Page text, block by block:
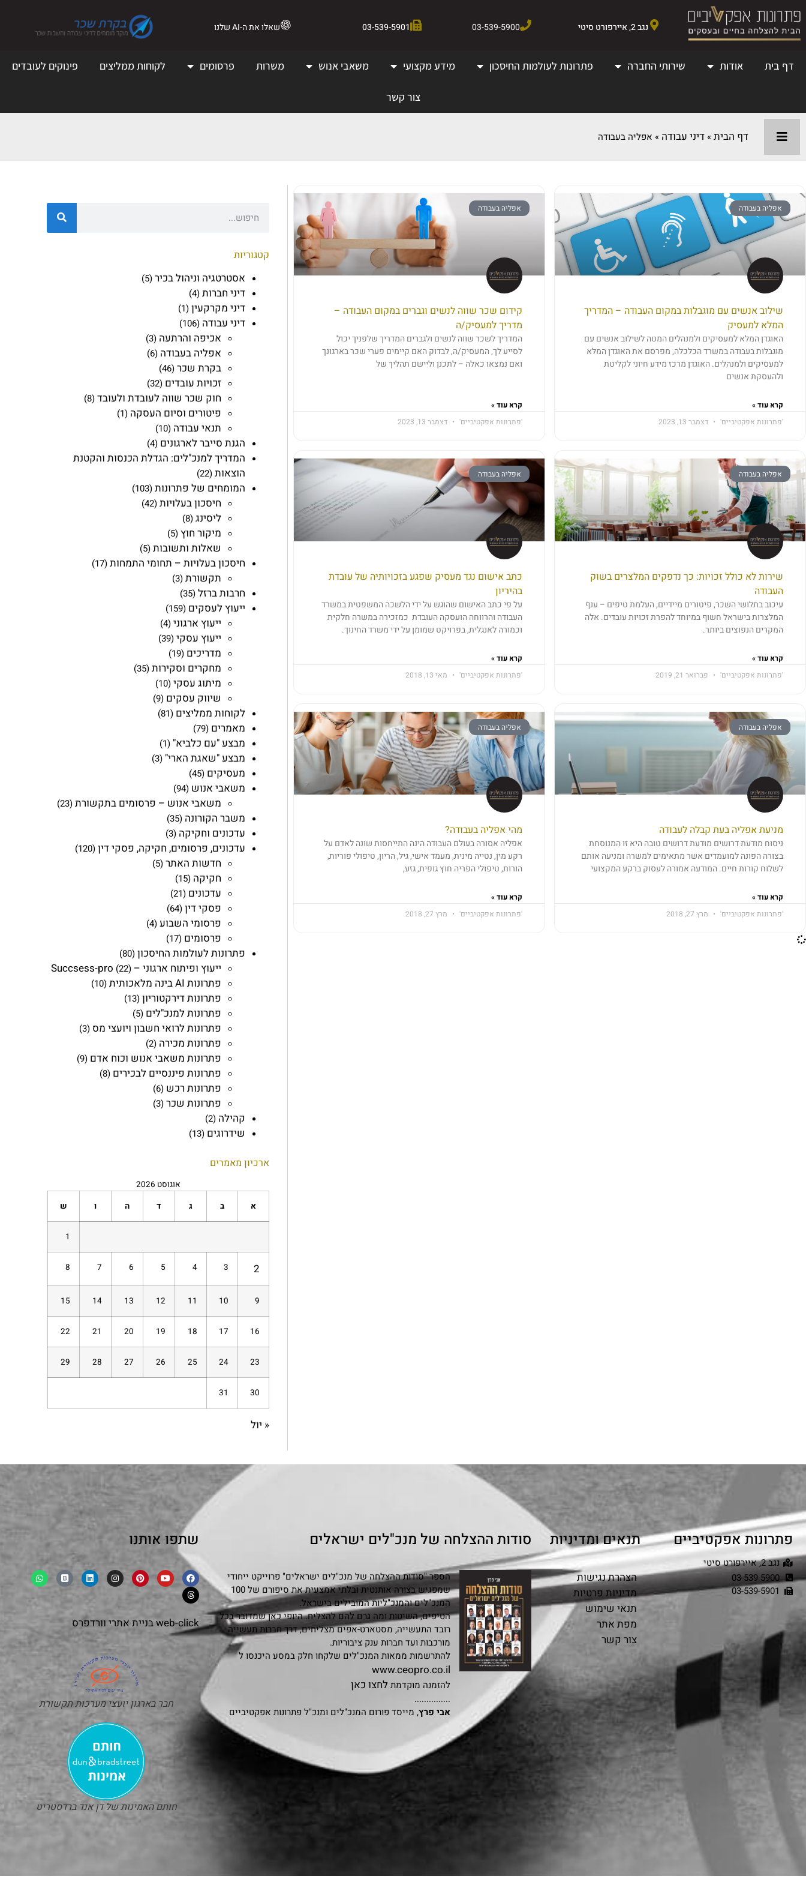
נגב 2, איירפורט סיטי 03-539-5900
03-539-5901 שאלו את ה-AI שלנו
דף בית אודות שירותי החברה פתרונות לעולמות החיסכון מידע מקצועי משאבי אנוש משרות פרסומים לקוחות ממליצים פינוקים לעובדים
צור קשר
דף הבית » דיני עבודה » אפליה בעבודה
אפליה בעבודה
שילוב אנשים עם מוגבלות במקום העבודה – המדריך
המלא למעסיק
האוגדן המלא למעסיקים ולמנהלים המטה לשילוב אנשים עם
מוגבלות בעבודה במשרד הכלכלה, מפרסם את האוגדן המלא
למעסיקים ולמנהלים. האוגדן מרכז מידע חיוני לקליטת
ולהעסקת אנשים
קרא עוד »
'פתרונות אפקטיביים'
דצמבר 13, 2023
אפליה בעבודה
קידום שכר שווה לנשים וגברים במקום העבודה –
מדריך למעסיק/ה
המדריך לשכר שווה לנשים ולגברים המדריך שלפניך יכול
לסייע לך, המעסיק/ה, לבדוק האם קיימים פערי שכר בארגונך
ואם נמצאו כאלה – לתכנן וליישם תהליך של
קרא עוד »
'פתרונות אפקטיביים'
דצמבר 13, 2023
אפליה בעבודה
שירות לא כולל זכויות: כך נדפקים המלצרים בשוק
העבודה
עיכוב בתלושי השכר, פיטורים מיידיים, העלמת טיפים – ענף
המלצרות בישראל חשוף במיוחד להפרת זכויות עובדים. אלה
המקרים הנפוצים ביותר.
קרא עוד »
'פתרונות אפקטיביים'
פברואר 21, 2019
אפליה בעבודה
כתב אישום נגד מעסיק שפגע בזכויותיה של עובדת
בהיריון
על פי כתב האישום שהוגש על ידי הלשכה המשפטית במשרד
העבודה והרווחה הועסקה העובדת כמזכירה במשרה חלקית
וכמורה לאנגלית, בפרויקט שמומן על ידי משרד החינוך.
קרא עוד »
'פתרונות אפקטיביים'
מאי 13, 2018
אפליה בעבודה
מניעת אפליה בעת קבלה לעבודה
ניסוח מודעת דרושים ​מודעת דרושים טובה היא זו המנוסחת
בצורה הפונה למועמדים אשר מתאימים למשרה ומניעה אותם
לשלוח קורות חיים. המודעה אמורה לעסוק ברקע המקצועי
קרא עוד »
'פתרונות אפקטיביים'
מרץ 27, 2018
אפליה בעבודה
מהי אפליה בעבודה?
אפליה אסורה בעולם העבודה הינה התייחסות שונה לאדם על
רקע מין, נטייה מינית, מעמד אישי, גיל, הריון, טיפולי פוריות,
הורות, טיפולי הפריה חוץ גופית, גזע,
קרא עוד »
'פתרונות אפקטיביים'
מרץ 27, 2018
קטגוריות
אסטרטגיה וניהול בכיר(5)
דיני חברות(4)
דיני מקרקעין(1)
דיני עבודה (106)
אכיפה והרתעה (3)
אפליה בעבודה (6)
בקרת שכר(46)
זכויות עובדים (32)
חוק שכר שווה לעובדת ולעובד(8)
פיטורים וסיום העסקה (1)
תנאי עבודה (10)
הגנת סייבר לארגונים (4)
המדריך למנכ"לים: הגדלת הכנסות והקטנת
הוצאות(22)
המומחים של פתרונות(103)
חיסכון בעלויות(42)
ליסינג(8)
מיקור חוץ(5)
שאלות ותשובות(5)
חיסכון בעלויות – תחומי התמחות(17)
תקשורת(3)
חרבות ברזל(35)
ייעוץ לעסקים (159)
ייעוץ ארגוני(4)
ייעוץ עסקי(39)
מדריכים (19)
מחקרים וסקירות(35)
מיתוג עסקי(10)
שיווק עסקים (9)
לקוחות ממליצים (81)
מאמרים (79)
מבצע "עם כלביא" (1)
מבצע "שאגת הארי" (3)
מעסיקים (45)
משאבי אנוש (94)
משאבי אנוש – פרסומים בתקשורת(23)
משבר הקורונה (35)
עדכונים וחקיקה (3)
עדכונים, פרסומים, חקיקה, פסקי דין(120)
חדשות האתר(5)
חקיקה (15)
עדכונים (21)
פסקי דין(64)
פרסומי השבוע(4)
פרסומים (17)
פתרונות לעולמות החיסכון(80)
ייעוץ ופיתוח ארגוני – Succsess-pro (22)
פתרונות AI בינה מלאכותית (10)
פתרונות דירקטוריון(13)
פתרונות למנכ"לים (5)
פתרונות לרואי חשבון ויועצי מס (3)
פתרונות מכירה (2)
פתרונות משאבי אנוש וכוח אדם (9)
פתרונות פיננסיים לבכירים (8)
פתרונות רכש (6)
פתרונות שכר(3)
קהילה (2)
שידרוגים (13)
ארכיון מאמרים
אוגוסט 2026
א
ב ג ד ה ו ש
1
2
3
4
5
6
7
8
9
10
11
12
13
14
15
16
17
18
19
20
21
22
23
24
25
26
27
28
29
30
31
« יול
פתרונות אפקטיביים
נגב 2, איירפורט סיטי
03-539-5900
03-539-5901
תנאים ומדיניות
הצהרת נגישות
מדיניות פרטיות
תנאי שימוש
מפת אתר
צור קשר
סודות ההצלחה של מנכ"לים ישראלים
הספר "סודות ההצלחה של מנכ"לים ישראלים" פרוייקט ייחודי
שמפגיש בצורה אותנטית ובלתי אמצעית את סיפורם של 100
המנכ"לים והמנכ"ליות המובילים בישראל.
הטיפים, השיטות ומה גרם להם להצליח. היופי כאן שמדובר בכל
רובד התעשייה, מסטארט-אפים מצליחים, דרך חברות תעשייה
מורכבות ועד חברות ענק ציבוריות.
להתרשמות ממאות המנכ"לים שלקחו חלק במסע היכנסו ל
www.ceopro.co.il
להזמנה מוקדמת לחצו כאן
...............
אבי פרץ, מייסד פורום המנכ"לים ומנכ"ל פתרונות אפקטיביים
שתפו אותנו
web-clickבניית אתרי וורדפרס
חבר בארגון יועצי מערכות תקשורת
חותם האמינות של דן אנד ברדסטריט